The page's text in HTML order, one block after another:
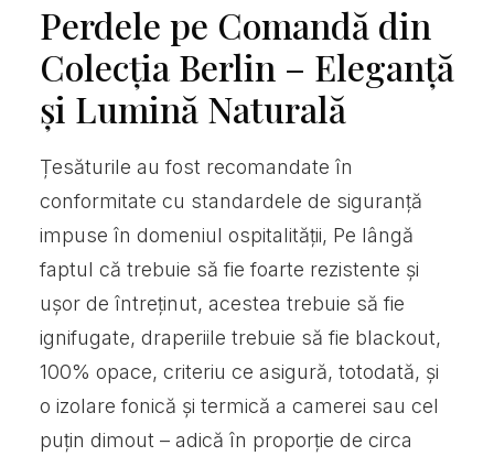
Perdele pe Comandă din
Colecția Berlin – Eleganță
și Lumină Naturală
Țesăturile au fost recomandate în
conformitate cu standardele de siguranță
impuse în domeniul ospitalității, Pe lângă
faptul că trebuie să fie foarte rezistente și
ușor de întreținut, acestea trebuie să fie
ignifugate, draperiile trebuie să fie blackout,
100% opace, criteriu ce asigură, totodată, și
o izolare fonică și termică a camerei sau cel
puțin dimout – adică în proporție de circa